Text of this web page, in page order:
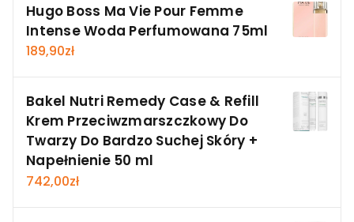
Hugo Boss Ma Vie Pour Femme
Intense Woda Perfumowana 75ml
189,90zł
Bakel Nutri Remedy Case & Refill
Krem Przeciwzmarszczkowy Do
Twarzy Do Bardzo Suchej Skóry +
Napełnienie 50 ml
742,00zł